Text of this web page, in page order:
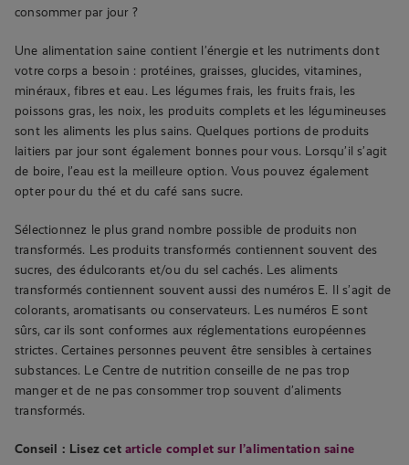
consommer par jour ?
Une alimentation saine contient l’énergie et les nutriments dont
votre corps a besoin : protéines, graisses, glucides, vitamines,
minéraux, fibres et eau. Les légumes frais, les fruits frais, les
poissons gras, les noix, les produits complets et les légumineuses
sont les aliments les plus sains. Quelques portions de produits
laitiers par jour sont également bonnes pour vous. Lorsqu’il s’agit
de boire, l’eau est la meilleure option. Vous pouvez également
opter pour du thé et du café sans sucre.
Sélectionnez le plus grand nombre possible de produits non
transformés. Les produits transformés contiennent souvent des
sucres, des édulcorants et/ou du sel cachés. Les aliments
transformés contiennent souvent aussi des numéros E. Il s’agit de
colorants, aromatisants ou conservateurs. Les numéros E sont
sûrs, car ils sont conformes aux réglementations européennes
strictes. Certaines personnes peuvent être sensibles à certaines
substances. Le Centre de nutrition conseille de ne pas trop
manger et de ne pas consommer trop souvent d’aliments
transformés.
Conseil : Lisez cet article complet sur l’alimentation saine